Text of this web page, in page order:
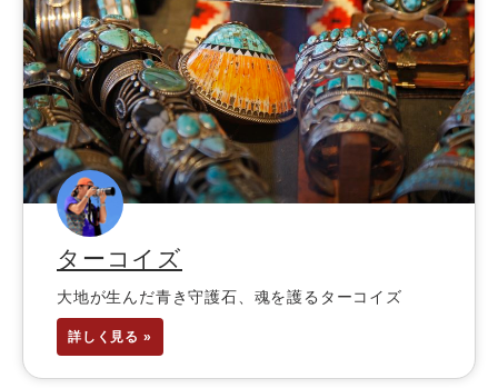
ターコイズ
大地が生んだ青き守護石、魂を護るターコイズ
詳しく見る »